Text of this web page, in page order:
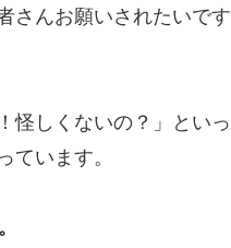
さんお願いされたいです
怪しくないの？」といっ
ています。